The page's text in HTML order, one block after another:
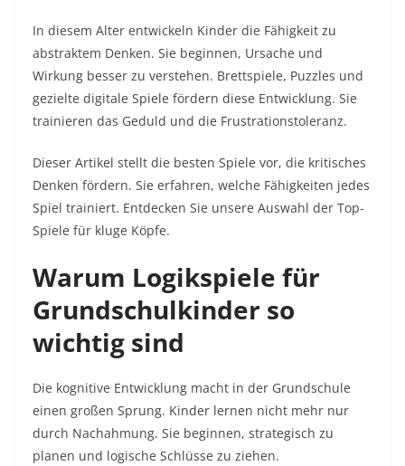
In diesem Alter entwickeln Kinder die Fähigkeit zu
abstraktem Denken. Sie beginnen, Ursache und
Wirkung besser zu verstehen. Brettspiele, Puzzles und
gezielte digitale Spiele fördern diese Entwicklung. Sie
trainieren das Geduld und die Frustrationstoleranz.
Dieser Artikel stellt die besten Spiele vor, die kritisches
Denken fördern. Sie erfahren, welche Fähigkeiten jedes
Spiel trainiert. Entdecken Sie unsere Auswahl der Top-
Spiele für kluge Köpfe.
Warum Logikspiele für
Grundschulkinder so
wichtig sind
Die kognitive Entwicklung macht in der Grundschule
einen großen Sprung. Kinder lernen nicht mehr nur
durch Nachahmung. Sie beginnen, strategisch zu
planen und logische Schlüsse zu ziehen.